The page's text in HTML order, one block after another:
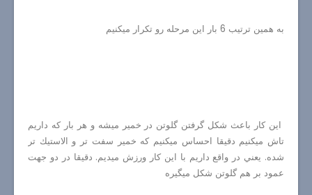
به همين ترتيب 6 بار اين مرحله رو تكرار ميكنيم
اين كار باعث شكل گرفتن گلوتن در خمير ميشه و هر بار كه داريم
تاش ميكنيم دقيقا احساس ميكنيم كه خمير سفت تر و الاستيك تر
شده. يعني در واقع داريم با اين كار ورزش ميديم. دقيقا در دو جهت
عمود بر هم گلوتن شكل ميگيره